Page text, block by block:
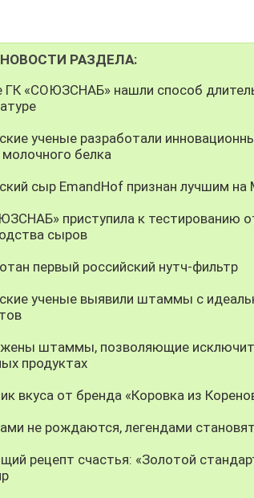
РАЗДЕЛА:
ГК «СОЮЗСНАБ» нашли способ
ученые разработали
белка
сыр EmandHof признан лучшим
приступила к тестированию
сыров
первый российский нутч-фильтр
ученые выявили штаммы с
штаммы, позволяющие
продуктах
вкуса от бренда «Коровка из
не рождаются, легендами
рецепт счастья: «Золотой